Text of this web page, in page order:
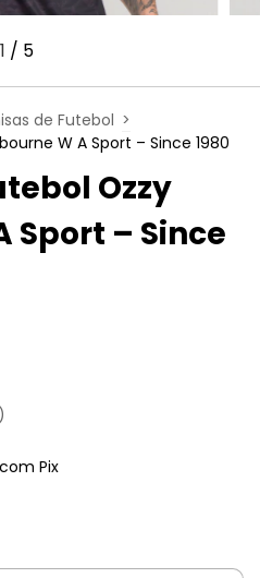
1 / 5
de Futebol >
W A Sport – Since 1980
Ozzy
Sport – Since
Pix